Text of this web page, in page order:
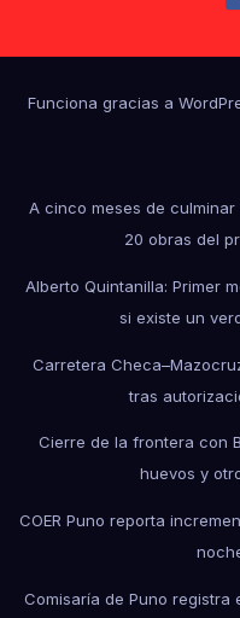
Funciona gracias a
A cinco meses de
20 obras del
Alberto Quintanilla: Primer
si existe un
Carretera
tras
Cierre de la frontera con
huevos y
COER Puno reporta
Comisaría de Puno